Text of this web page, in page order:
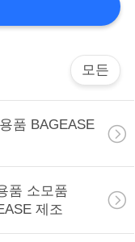
공급
12
모든
품 BAGEASE
품 소모품
제조